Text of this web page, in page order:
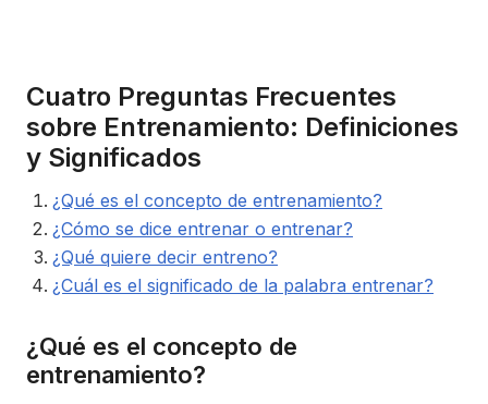
Cuatro Preguntas Frecuentes
sobre Entrenamiento: Definiciones
y Significados
¿Qué es el concepto de entrenamiento?
¿Cómo se dice entrenar o entrenar?
¿Qué quiere decir entreno?
¿Cuál es el significado de la palabra entrenar?
¿Qué es el concepto de
entrenamiento?